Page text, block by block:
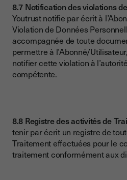
8.7 Notification des violations
Youtrust notifie par écrit à
Violation de Données
accompagnée de toute
permettre à l’Abonné/
notifier cette violation à
compétente.
8.8 Registre des activités de
tenir par écrit un registre de
Traitement effectuées pour le
traitement conformément aux